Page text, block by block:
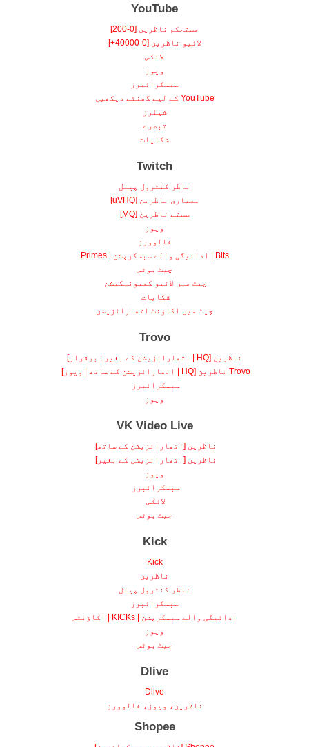
YouTube
مستحکم ناظرین [0-200]
لائیو ناظرین [0-40000+]
لائکس
ویوز
سبسکرائبرز
YouTube کے لیے گھنٹے دیکھیں
شیئرز
تبصرے
شکایات
Twitch
ناظر کنٹرول پینل
معیاری ناظرین [uVHQ]
سستے ناظرین [MQ]
ویوز
فالوورز
Bits | ادائیگی والے سبسکرپشن | Primes
چیٹ بوٹس
چیٹ میں لائیو کمیونیکیشن
شکایات
چیٹ میں اکاؤنٹ اتھارائزیشن
Trovo
ناظرین [HQ | اتھارائزیشن کے بغیر | برقرار]
Trovo ناظرین [HQ | اتھارائزیشن کے ساتھ | ویوز]
سبسکرائبرز
ویوز
VK Video Live
ناظرین [اتھارائزیشن کے ساتھ]
ناظرین [اتھارائزیشن کے بغیر]
ویوز
سبسکرائبرز
لائکس
چیٹ بوٹس
Kick
Kick
ناظرین
ناظر کنٹرول پینل
سبسکرائبرز
ادائیگی والے سبسکرپشن | KICKs | اکاؤنٹس
ویوز
چیٹ بوٹس
Dlive
Dlive
ناظرین، ویوز، فالوورز
Shopee